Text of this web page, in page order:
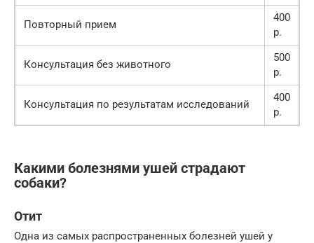
Повторный прием
400
р.
Консультация без животного
500
р.
Консультация по результатам исследований
400
р.
Какими болезнями ушей страдают
собаки?
Отит
Одна из самых распространенных болезней ушей у